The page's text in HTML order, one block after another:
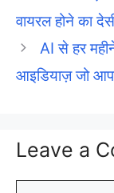
वायरल होने का
AI से हर
आइडियाज़ जो
Leave a